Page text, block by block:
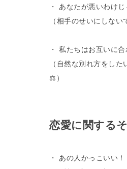
・ あなたが悪いわけ
（相手のせいにしない
・ 私たちはお互いに
（自然な別れ方をし
⚖️）
恋愛に関する
・ あの人かっこいい